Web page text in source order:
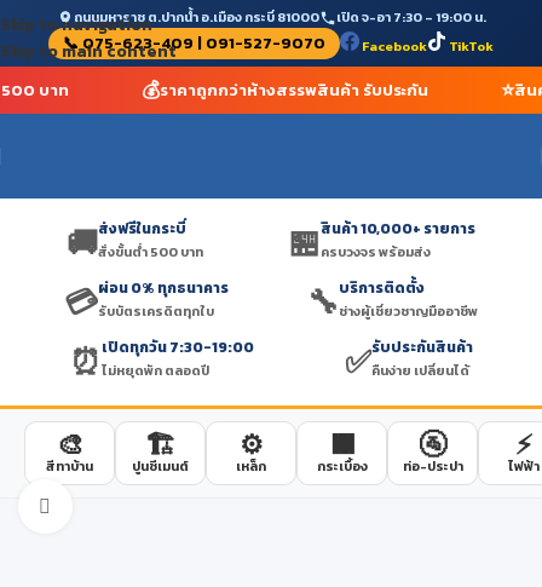
Skip to navigation
Skip to main content
ถนนมหาราช ต.ปากน้ำ อ.เมือง กระบี่ 81000 เปิด จ-อา 7:30 – 19:00 น.
📞 075-623-409 | 091-527-9070 Facebook TikTok
บาท 💰ราคาถูกกว่าห้างสรรพสินค้า รับประกัน ⭐สิน
🚚ส่งฟรีในกระบี่
สั่งขั้นต่ำ 500 บาท 🏪สินค้า 10,000+ รายการ
ครบวงจร พร้อมส่ง
💳ผ่อน 0% ทุกธนาคาร
รับบัตรเครดิตทุกใบ 🔧บริการติดตั้ง
ช่างผู้เชี่ยวชาญมืออาชีพ
⏰ เปิดทุกวัน 7:30-19:00
ไม่หยุดพัก ตลอดปี ✅รับประกันสินค้า
คืนง่าย เปลี่ยนได้
🎨
สีทาบ้าน
🏗️
ปูนซีเมนต์
⚙️
เหล็ก
🟫
กระเบื้อง
🚰
ท่อ-ประปา
⚡
ไฟฟ้า
Click to enlarge